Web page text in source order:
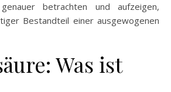
betrachten und aufzeigen,
Bestandteil einer ausgewogenen
Was ist